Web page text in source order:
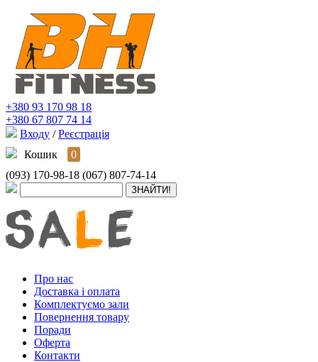
+380 93 170 98 18
+380 67 807 74 14
Входу / Реєстрація
Кошик
0
(093) 170-98-18 (067) 807-74-14
Про нас
Доставка і оплата
Комплектуємо зали
Повернення товару
Поради
Оферта
Контакти